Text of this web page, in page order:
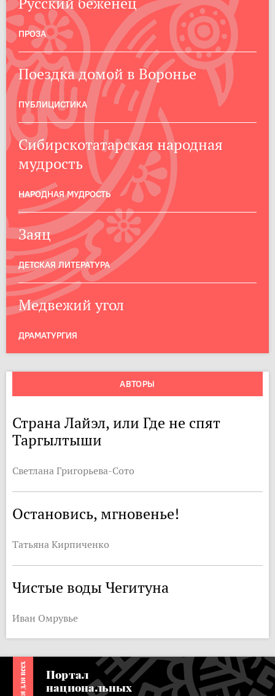
ПРОЗА
Поездка домой в Воронье
ПУБЛИЦИСТИКА
Сибирскотатарская народная
мудрость
НАРОДНАЯ МУДРОСТЬ
Заяц
ДЕТСКАЯ ЛИТЕРАТУРА
Медвежий угол
ДРАМАТУРГИЯ
АВТОРЫ
Страна Лайэл, или Где не спят
Таргылтыши
Светлана Григорьева-Сото
Остановись, мгновенье!
Татьяна Кирпиченко
Чистые воды Чегитуна
Иван Омрувье
Портал
национальных